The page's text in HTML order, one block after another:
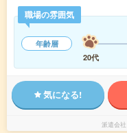
職場の雰囲気
年齢層
20代
気になる!
派遣会社